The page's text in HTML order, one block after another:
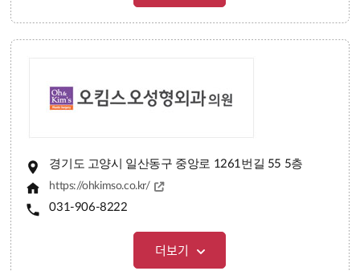
경기도 고양시 일산동구 중앙로 1261번길 55 5층
https://ohkimso.co.kr/
031-906-8222
더보기